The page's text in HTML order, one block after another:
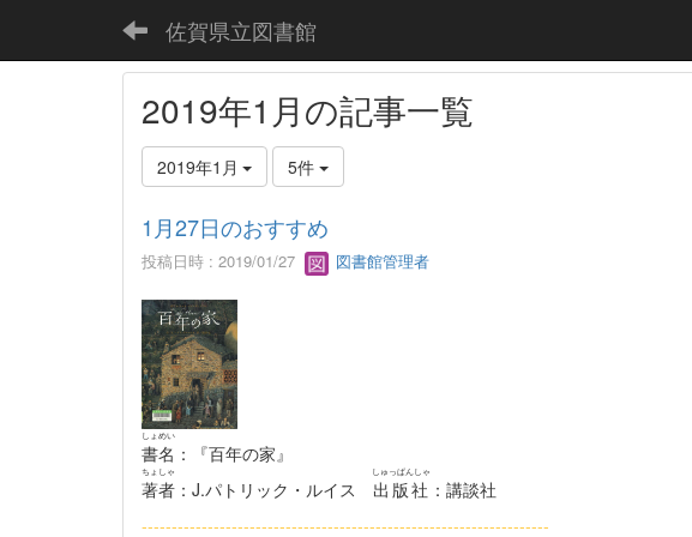
佐賀県立図書館
2019年1月の記事一覧
2019年1月 5件
1月27日のおすすめ
投稿日時 : 2019/01/27 図書館管理者
書名
しょめい
：『百年の家』
著者
ちょしゃ
：J.パトリック・ルイス 出版社
しゅっぱんしゃ
：講談社
--------------------------------------------------------------------